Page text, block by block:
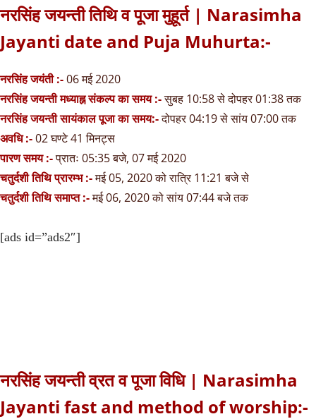
नरसिंह जयन्ती तिथि व पूजा मुहूर्त | Narasimha
Jayanti date and Puja Muhurta:-
नरसिंह जयंती :-06 मई 2020
नरसिंह जयन्ती मध्याह्न संकल्प का समय :-सुबह 10:58 से दोपहर 01:38 तक
नरसिंह जयन्ती सायंकाल पूजा का समय:-दोपहर 04:19 से सांय 07:00 तक
अवधि :-02 घण्टे 41 मिनट्स
पारण समय :-प्रातः 05:35 बजे, 07 मई 2020
चतुर्दशी तिथि प्रारम्भ :-मई 05, 2020 को रात्रि 11:21 बजे से
चतुर्दशी तिथि समाप्त :-मई 06, 2020 को सांय 07:44 बजे तक
[ads id=”ads2″]
नरसिंह जयन्ती व्रत व पूजा विधि | Narasimha
Jayanti fast and method of worship:-